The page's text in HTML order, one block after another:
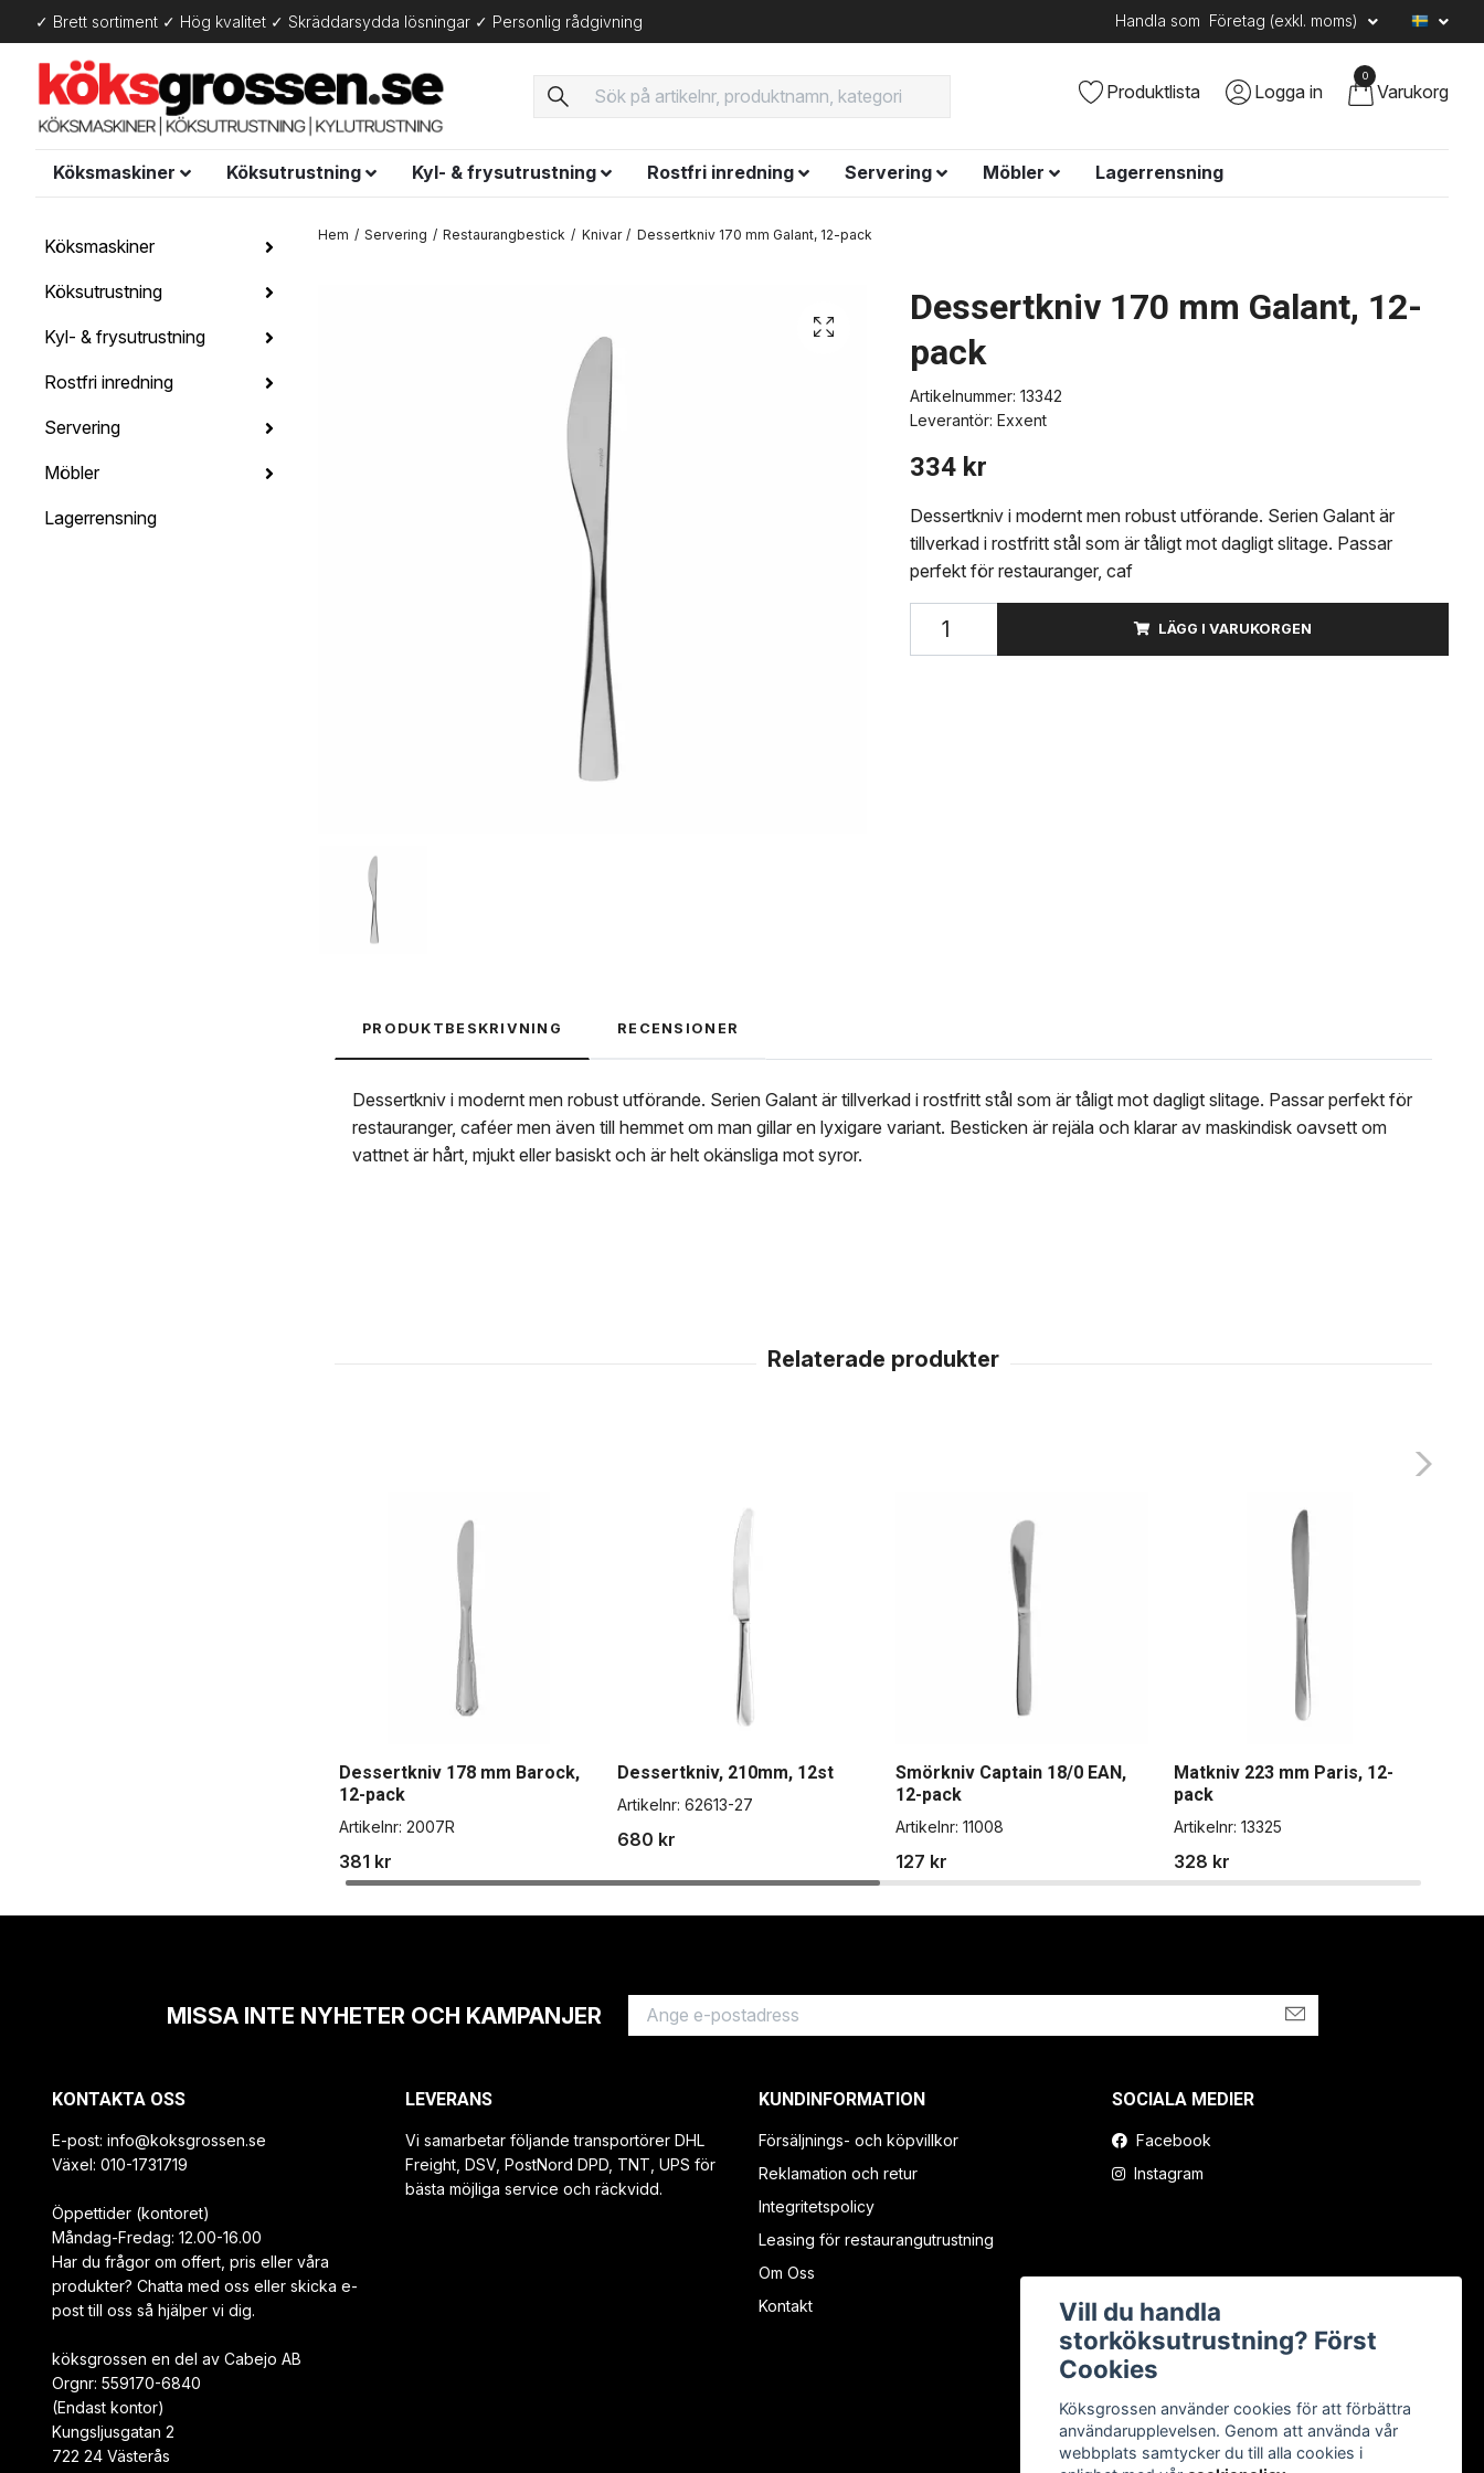
✓ Brett sortiment ✓ Hög kvalitet ✓ Skräddarsydda lösningar ✓ Personlig rådgivning Handla som Företag (exkl. moms)
Produktlista Logga in
0
Varukorg
Köksmaskiner Köksutrustning Kyl- & frysutrustning Rostfri inredning Servering Möbler Lagerrensning
Köksmaskiner
Köksutrustning
Kyl- & frysutrustning
Rostfri inredning
Servering
Möbler
Lagerrensning
Hem Servering Restaurangbestick Knivar Dessertkniv 170 mm Galant, 12-pack
Dessertkniv 170 mm Galant, 12-
pack
Artikelnummer: 13342
Leverantör: Exxent
334 kr
Dessertkniv i modernt men robust utförande. Serien Galant är
tillverkad i rostfritt stål som är tåligt mot dagligt slitage. Passar
perfekt för restauranger, caf
LÄGG I VARUKORGEN
PRODUKTBESKRIVNING RECENSIONER
Dessertkniv i modernt men robust utförande. Serien Galant är tillverkad i rostfritt stål som är tåligt mot dagligt slitage. Passar perfekt för
restauranger, caféer men även till hemmet om man gillar en lyxigare variant. Besticken är rejäla och klarar av maskindisk oavsett om
vattnet är hårt, mjukt eller basiskt och är helt okänsliga mot syror.
Dessertkniv 178 mm Barock,
12-pack
Artikelnr: 2007R
381 kr
Dessertkniv, 210mm, 12st
Artikelnr: 62613-27
680 kr
Smörkniv Captain 18/0 EAN,
12-pack
Artikelnr: 11008
127 kr
Matkniv 223 mm Paris, 12-
pack
Artikelnr: 13325
328 kr
MISSA INTE NYHETER OCH KAMPANJER
KONTAKTA OSS
E-post: info@koksgrossen.se
Växel: 010-1731719
Öppettider (kontoret)
Måndag-Fredag: 12.00-16.00
Har du frågor om offert, pris eller våra
produkter? Chatta med oss eller skicka e-
post till oss så hjälper vi dig.
köksgrossen en del av Cabejo AB
Orgnr: 559170-6840
(Endast kontor)
Kungsljusgatan 2
722 24 Västerås
LEVERANS
Vi samarbetar följande transportörer DHL
Freight, DSV, PostNord DPD, TNT, UPS för
bästa möjliga service och räckvidd.
KUNDINFORMATION
Försäljnings- och köpvillkor
Reklamation och retur
Integritetspolicy
Leasing för restaurangutrustning
Om Oss
Kontakt
SOCIALA MEDIER
Facebook
Instagram
Vill du handla
storköksutrustning? Först
Cookies
Köksgrossen använder cookies för att förbättra
användarupplevelsen. Genom att använda vår
webbplats samtycker du till alla cookies i